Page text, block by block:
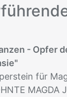
- Opfer
für
MAGDA